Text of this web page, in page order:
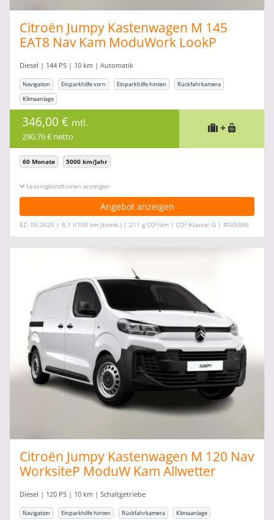
Citroën Jumpy Kastenwagen M 145
EAT8 Nav Kam ModuWork LookP
Diesel | 144 PS | 10 km | Automatik
Navigation Einparkhilfe vorn Einparkhilfe hinten
Rückfahrkamera
Klimaanlage
346,00 € mtl.
290,76 € netto
+
60 Monate 5000 km/Jahr
Leasingkonditionen ein-/ausblenden
Angebot anzeigen
EZ: 05.2025 | 8,1 l/100 km (komb.) | 211 g CO2/km | CO2-Klasse: G | #585586
Citroën Jumpy Kastenwagen M 120 Nav
WorksiteP ModuW Kam Allwetter
Diesel | 120 PS | 10 km | Schaltgetriebe
Navigation Einparkhilfe hinten Rückfahrkamera
Klimaanlage